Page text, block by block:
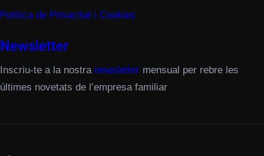
Política de Privacitat i Cookies
Newsletter
Inscriu-te a la nostra newsletter mensual per rebre les
últimes novetats de l’empresa familiar